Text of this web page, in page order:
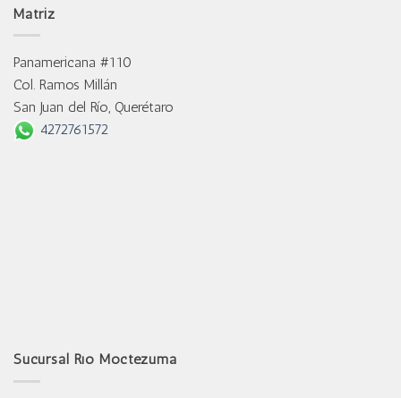
Matriz
Panamericana #110
Col. Ramos Millán
San Juan del Río, Querétaro
4272761572
Sucursal Río Moctezuma